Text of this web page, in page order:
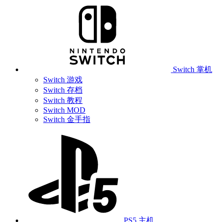
Switch 掌机
Switch 游戏
Switch 存档
Switch 教程
Switch MOD
Switch 金手指